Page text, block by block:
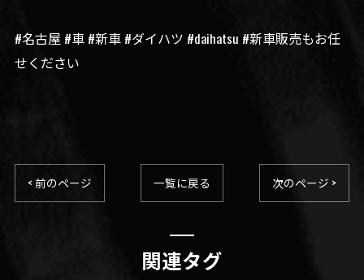
#名古屋 #車 #新車 #ダイハツ #daihatsu #新車販売もお任
せください
< 前のページ 一覧に戻る 次のページ >
関連タグ